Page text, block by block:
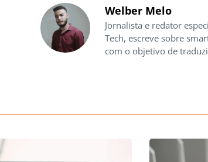
Welber Melo
Jornalista e redator
Tech, escreve sobre
com o objetivo de